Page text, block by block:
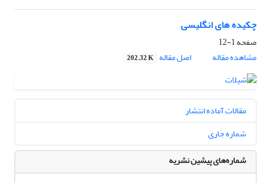
چکیده های انگلیسی
صفحه1-12
مشاهده مقاله
اصل مقاله 202.32 K
مقالات آماده انتشار
شماره جاری
شماره‌های پیشین نشریه